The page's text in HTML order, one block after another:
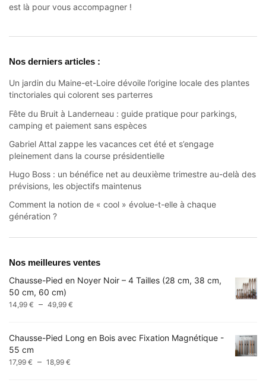
est là pour vous accompagner !
Nos derniers articles :
Un jardin du Maine-et-Loire dévoile l’origine locale des plantes
tinctoriales qui colorent ses parterres
Fête du Bruit à Landerneau : guide pratique pour parkings,
camping et paiement sans espèces
Gabriel Attal zappe les vacances cet été et s’engage
pleinement dans la course présidentielle
Hugo Boss : un bénéfice net au deuxième trimestre au-delà des
prévisions, les objectifs maintenus
Comment la notion de « cool » évolue-t-elle à chaque
génération ?
Nos meilleures ventes
Chausse-Pied en Noyer Noir – 4 Tailles (28 cm, 38 cm,
50 cm, 60 cm)
14,99 € – 49,99 €
14,99 €
Chausse-Pied Long en Bois avec Fixation Magnétique -
55 cm
17,99 € – 18,99 €